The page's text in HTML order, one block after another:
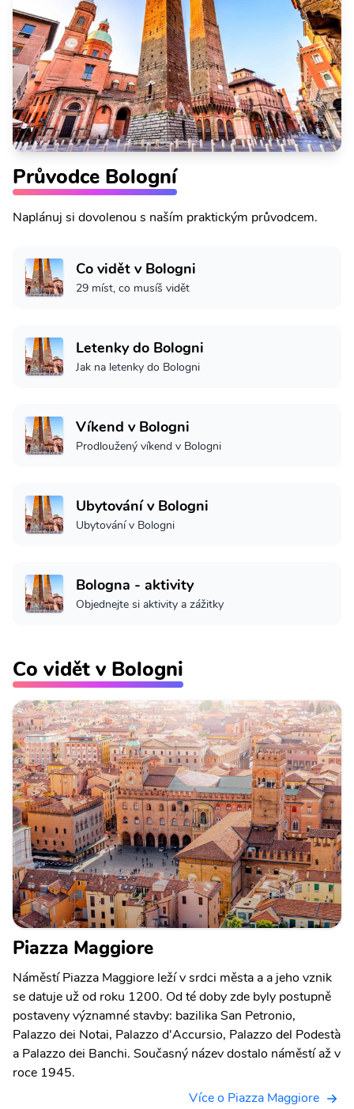
Průvodce Bologní
Naplánuj si dovolenou s naším praktickým průvodcem.
Co vidět v Bologni
29 míst, co musíš vidět
Letenky do Bologni
Jak na letenky do Bologni
Víkend v Bologni
Prodloužený víkend v Bologni
Ubytování v Bologni
Ubytování v Bologni
Bologna - aktivity
Objednejte si aktivity a zážitky
Co vidět v Bologni
Piazza Maggiore
Náměstí Piazza Maggiore leží v srdci města a a jeho vznik
se datuje už od roku 1200. Od té doby zde byly postupně
postaveny významné stavby: bazilika San Petronio,
Palazzo dei Notai, Palazzo d'Accursio, Palazzo del Podestà
a Palazzo dei Banchi. Současný název dostalo náměstí až v
roce 1945.
Více o Piazza Maggiore